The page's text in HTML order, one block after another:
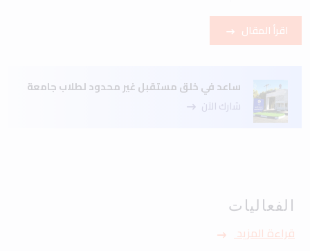
اقرأ المقال
ساعد في خلق مستقبل غير محدود لطلاب جامعة
شارك الآن
الفعاليات
قراءة المزيد